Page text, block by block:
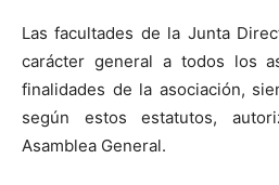
Las facultades de la Junta
carácter general a todos los
finalidades de la asociación,
según estos estatutos,
Asamblea General.